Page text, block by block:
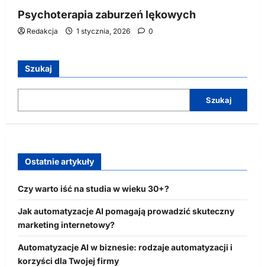
Psychoterapia zaburzeń lękowych
Redakcja 1 stycznia, 2026 0
Szukaj
Szukaj
Ostatnie artykuły
Czy warto iść na studia w wieku 30+?
Jak automatyzacje AI pomagają prowadzić skuteczny
marketing internetowy?
Automatyzacje AI w biznesie: rodzaje automatyzacji i
korzyści dla Twojej firmy